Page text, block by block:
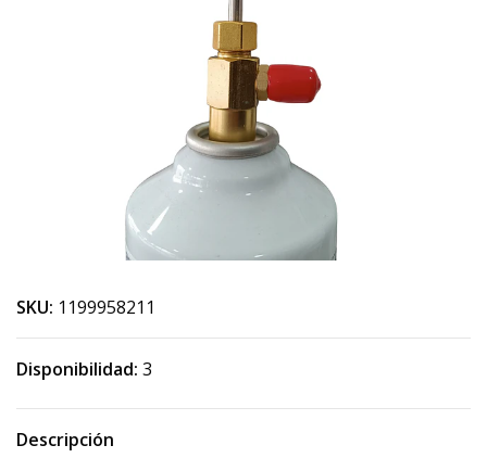
SKU: 1199958211
Disponibilidad: 3
Descripción